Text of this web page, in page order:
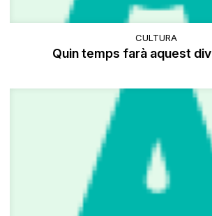
CULTURA
Quin temps farà aquest